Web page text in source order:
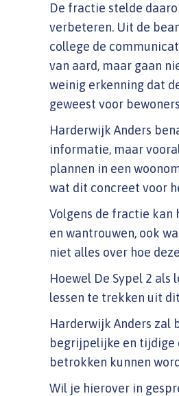
De fractie stelde
verbeteren. Uit de
college de
van aard, maar gaan
weinig erkenning dat
geweest voor
Harderwijk Anders
informatie, maar
plannen in een
wat dit concreet voor
Volgens de fractie
en wantrouwen, ook
niet alles over hoe
Hoewel De Sypel 2
lessen te trekken uit
Harderwijk Anders zal
begrijpelijke en tijdige
betrokken kunnen
Wil je hierover in